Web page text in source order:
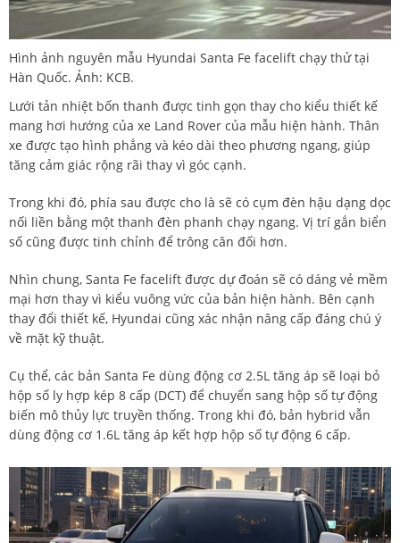
Hình ảnh nguyên mẫu Hyundai Santa Fe facelift chạy thử tại
Hàn Quốc. Ảnh: KCB.
Lưới tản nhiệt bốn thanh được tinh gọn thay cho kiểu thiết kế
mang hơi hướng của xe Land Rover của mẫu hiện hành. Thân
xe được tạo hình phẳng và kéo dài theo phương ngang, giúp
tăng cảm giác rộng rãi thay vì góc cạnh.
Trong khi đó, phía sau được cho là sẽ có cụm đèn hậu dạng dọc
nối liền bằng một thanh đèn phanh chạy ngang. Vị trí gắn biển
số cũng được tinh chỉnh để trông cân đối hơn.
Nhìn chung, Santa Fe facelift được dự đoán sẽ có dáng vẻ mềm
mại hơn thay vì kiểu vuông vức của bản hiện hành. Bên cạnh
thay đổi thiết kế, Hyundai cũng xác nhận nâng cấp đáng chú ý
về mặt kỹ thuật.
Cụ thể, các bản Santa Fe dùng động cơ 2.5L tăng áp sẽ loại bỏ
hộp số ly hợp kép 8 cấp (DCT) để chuyển sang hộp số tự động
biến mô thủy lực truyền thống. Trong khi đó, bản hybrid vẫn
dùng động cơ 1.6L tăng áp kết hợp hộp số tự động 6 cấp.